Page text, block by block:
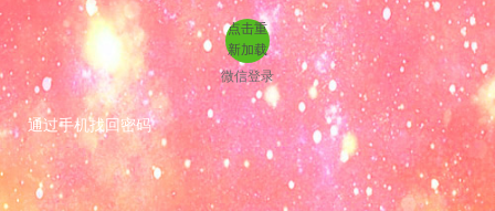
点击重
新加载
微信登录
通过手机找回密码